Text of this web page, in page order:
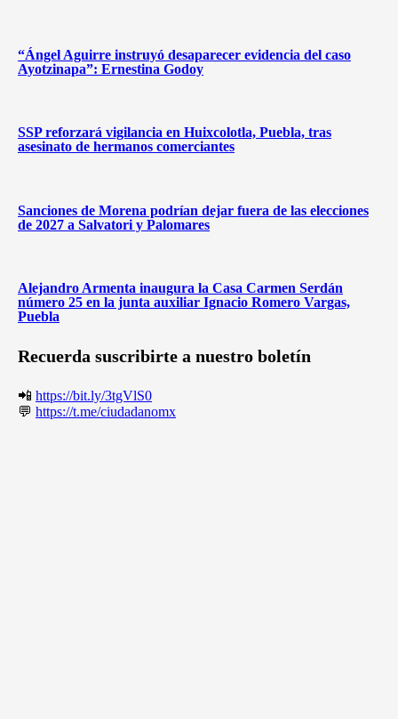
“Ángel Aguirre instruyó desaparecer evidencia del caso
Ayotzinapa”: Ernestina Godoy
SSP reforzará vigilancia en Huixcolotla, Puebla, tras
asesinato de hermanos comerciantes
Sanciones de Morena podrían dejar fuera de las elecciones
de 2027 a Salvatori y Palomares
Alejandro Armenta inaugura la Casa Carmen Serdán
número 25 en la junta auxiliar Ignacio Romero Vargas,
Puebla
Recuerda suscribirte a nuestro boletín
📲 https://bit.ly/3tgVlS0
💬 https://t.me/ciudadanomx